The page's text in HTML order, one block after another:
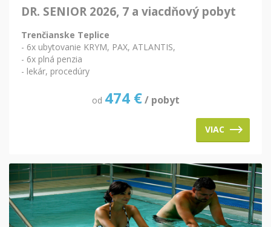
DR. SENIOR 2026, 7 a viacdňový pobyt
Trenčianske Teplice
- 6x ubytovanie KRYM, PAX, ATLANTIS,
- 6x plná penzia
- lekár, procedúry
od 474 € / pobyt
VIAC